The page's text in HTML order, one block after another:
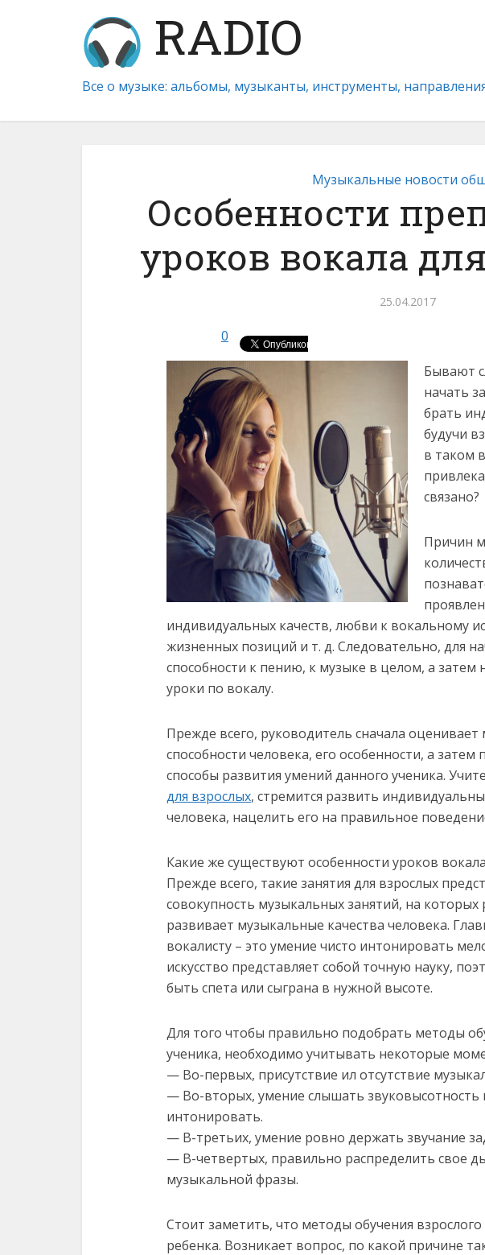
RADIO
Все о музыке: альбомы, музыканты, инструменты,
Музыкальные новости
Особенности
уроков вокала
25.04.2017
0
Бывают
начать
брать
будучи
в таком
связано?
Причин
индивидуальных качеств, любви к вокальному
жизненных позиций и т. д. Следовательно, для
способности к пению, к музыке в целом, а затем
уроки по вокалу.
Прежде всего, руководитель сначала
способности человека, его особенности, а
способы развития умений данного ученика.
для взрослых, стремится развить
человека, нацелить его на правильное
Какие же существуют особенности уроков
Прежде всего, такие занятия для взрослых
совокупность музыкальных занятий, на
развивает музыкальные качества человека.
вокалисту – это умение чисто интонировать
искусство представляет собой точную науку,
быть спета или сыграна в нужной высоте.
Для того чтобы правильно подобрать методы
ученика, необходимо учитывать некоторые
— Во-первых, присутствие ил отсутствие
— Во-вторых, умение слышать звуковысотность
интонировать.
— В-третьих, умение ровно держать звучание
— В-четвертых, правильно распределить свое
музыкальной фразы.
Стоит заметить, что методы обучения
ребенка. Возникает вопрос, по какой причине